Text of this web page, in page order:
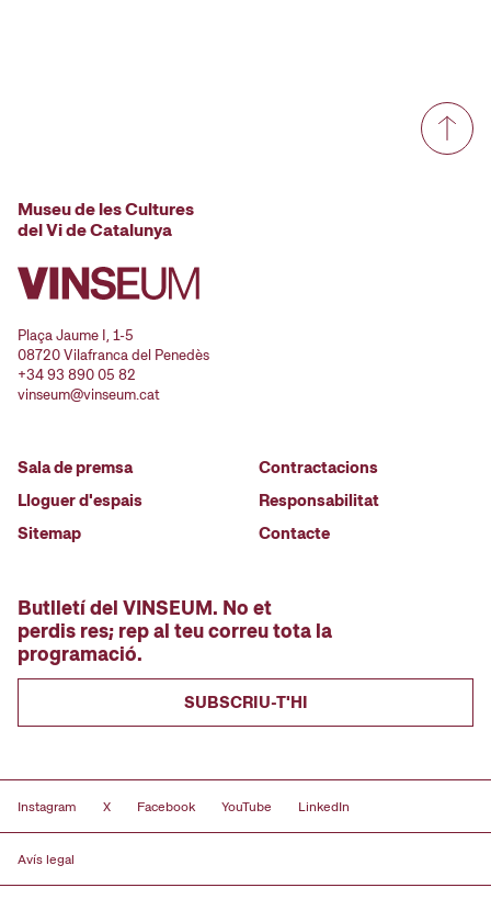
Museu de les Cultures
del Vi de Catalunya
Plaça Jaume I, 1-5
08720 Vilafranca del Penedès
+34 93 890 05 82
vinseum@vinseum.cat
Sala de premsa
Lloguer d'espais
Sitemap
Contractacions
Responsabilitat
Contacte
Butlletí del VINSEUM. No et
perdis res; rep al teu correu tota la
programació.
SUBSCRIU-T'HI
Instagram X Facebook YouTube LinkedIn
Avís legal